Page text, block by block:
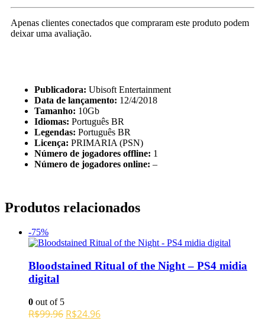
Apenas clientes conectados que compraram este produto podem
deixar uma avaliação.
Publicadora: Ubisoft Entertainment
Data de lançamento: 12/4/2018
Tamanho: 10Gb
Idiomas: Português BR
Legendas: Português BR
Licença: PRIMARIA (PSN)
Número de jogadores offline: 1
Número de jogadores online: –
Produtos relacionados
-75%
Bloodstained Ritual of the Night – PS4 midia
digital
0 out of 5
R$99.96 O
R$24.96O